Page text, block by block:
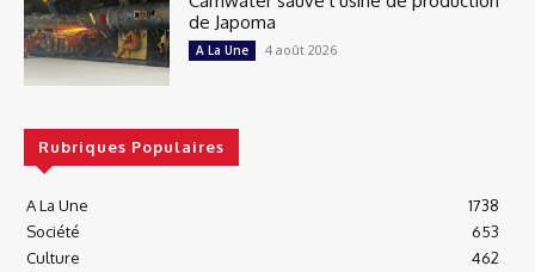
de Japoma
A La Une 4 août 2026
Rubriques Populaires
A La Une
1738
Société
653
Culture
462